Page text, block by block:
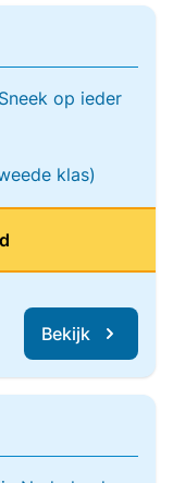
op ieder
klas)
Bekijk